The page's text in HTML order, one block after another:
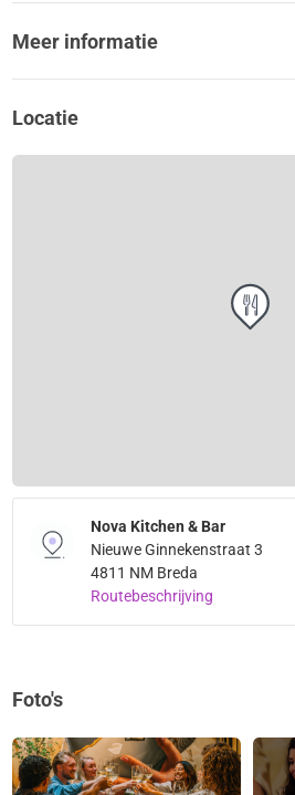
Meer informatie
Locatie
Nova Kitchen & Bar
Nieuwe Ginnekenstraat 3
4811 NM Breda
Routebeschrijving
Foto's